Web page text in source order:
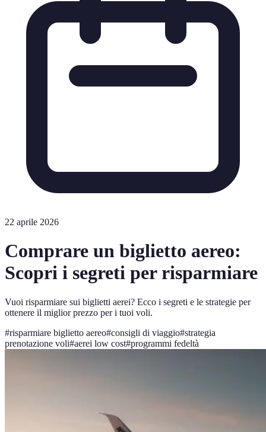
22 aprile 2026
Comprare un biglietto aereo:
Scopri i segreti per risparmiare
Vuoi risparmiare sui biglietti aerei? Ecco i segreti e le strategie per
ottenere il miglior prezzo per i tuoi voli.
#risparmiare biglietto aereo#consigli di viaggio#strategia
prenotazione voli#aerei low cost#programmi fedeltà